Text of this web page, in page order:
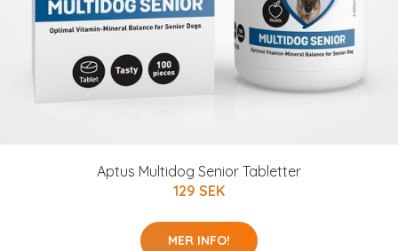
Aptus Multidog Senior Tabletter
129 SEK
MER INFO!